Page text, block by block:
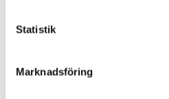
Statistik
Marknadsföring